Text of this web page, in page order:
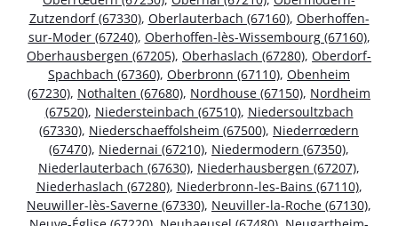
Zutzendorf (67330), Oberlauterbach (67160), Oberhoffen-
sur-Moder (67240), Oberhoffen-lès-Wissembourg (67160),
Oberhausbergen (67205), Oberhaslach (67280), Oberdorf-
Spachbach (67360), Oberbronn (67110), Obenheim
(67230), Nothalten (67680), Nordhouse (67150), Nordheim
(67520), Niedersteinbach (67510), Niedersoultzbach
(67330), Niederschaeffolsheim (67500), Niederrœdern
(67470), Niedernai (67210), Niedermodern (67350),
Niederlauterbach (67630), Niederhausbergen (67207),
Niederhaslach (67280), Niederbronn-les-Bains (67110),
Neuwiller-lès-Saverne (67330), Neuviller-la-Roche (67130),